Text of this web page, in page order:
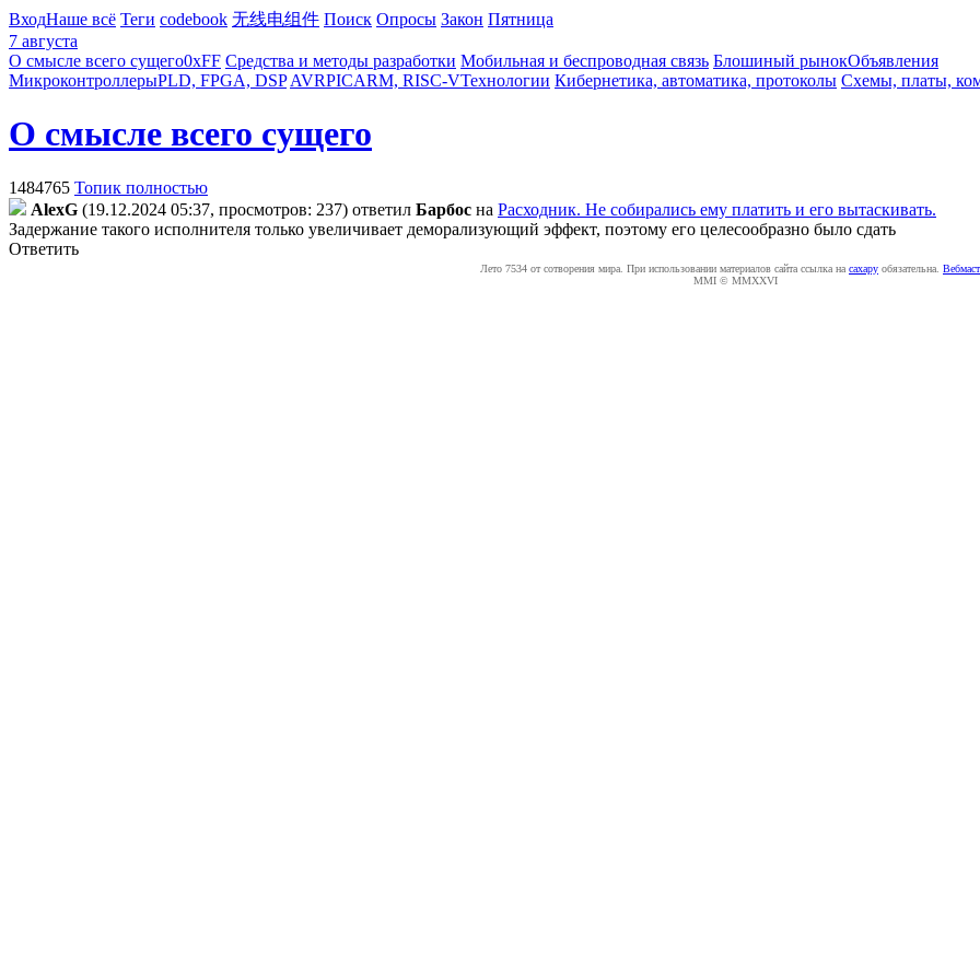
ВходНаше всё Теги codebook 无线电组件 Поиск Опросы Закон Пятница
7 августа
О смысле всего сущего0xFF Средства и методы разработки Мобильная и беспроводная связь Блошиный рынокОбъявления
МикроконтроллерыPLD, FPGA, DSP AVRPICARM, RISC-VТехнологии Кибернетика, автоматика, протоколы Схемы, платы,
О смысле всего сущего
1484765 Топик полностью
AlexG (19.12.2024 05:37, просмотров: 237) ответил Бapбoc на Расходник. Не собирались ему платить и его вытаскивать.
Задержание такого исполнителя только увеличивает деморализующий эффект, поэтому его целесообразно было сдать
Ответить
Лето 7534 от сотворения мира. При использовании материалов сайта ссылка на caxapу обязательна.
MMI © MMXXVI